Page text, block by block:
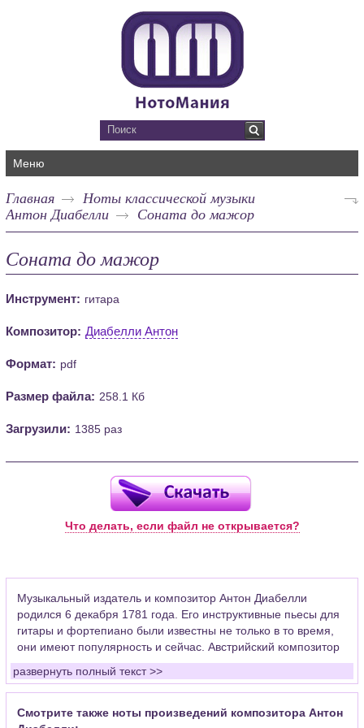
Меню
Главная
Ноты классической музыки
Антон Диабелли
Соната до мажор
Соната до мажор
Инструмент: гитара
Композитор: Диабелли Антон
Формат: pdf
Размер файла: 258.1 Кб
Загрузили: 1385 раз
Что делать, если файл не открывается?
Музыкальный издатель и композитор Антон Диабелли
родился 6 декабря 1781 года. Его инструктивные пьесы для
гитары и фортепиано были известны не только в то время,
они имеют популярность и сейчас. Австрийский композитор
писал свои произведения в различных жанрах и практически
для всех инструментов.
Свое детство мальчик провел в Матзее, близ Зальцбурга.
Композиции учился у самого М. Гайдна. Пребывал в капелле
развернуть полный текст >>
Смотрите также ноты произведений композитора Антон